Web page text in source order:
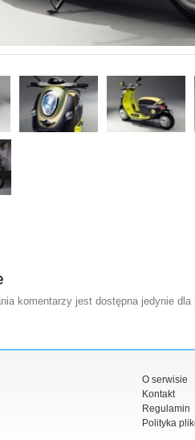
komentarzy jest dostępna jedynie
O serwisie
Kontakt
Regulamin
Polityka